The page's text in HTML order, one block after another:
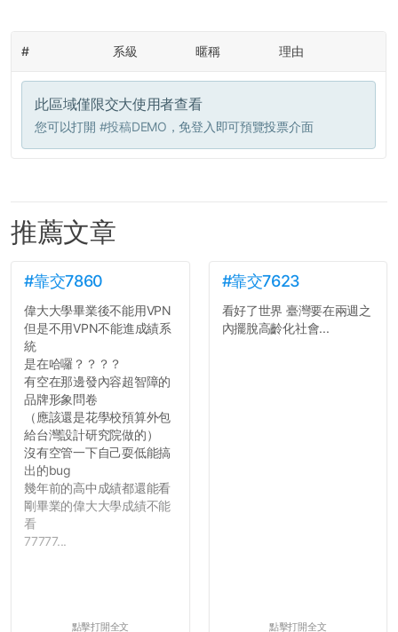
# 系級 暱稱 理由
此區域僅限交大使用者查看
您可以打開 #投稿DEMO ，免登入即可預覽投票介面
推薦文章
#靠交7860
偉大大學畢業後不能用VPN
但是不用VPN不能進成績系
統
是在哈囉？？？？
有空在那邊發內容超智障的
品牌形象問卷
（應該還是花學校預算外包
給台灣設計研究院做的）
沒有空管一下自己耍低能搞
出的bug
幾年前的高中成績都還能看
剛畢業的偉大大學成績不能
看
77777...
點擊打開全文
#靠交7623
看好了世界 臺灣要在兩週之
內擺脫高齡化社會...
點擊打開全文